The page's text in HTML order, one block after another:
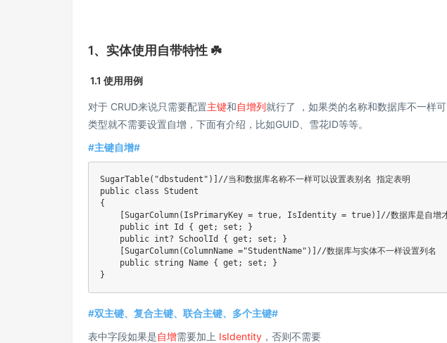
1、实体使用自带特性 ☘️
1.1 使用用例
对于 CRUD来说只需要配置主键和自增列就行了 ，如果类的名称和数据库不一样
类型就不需要设置自增，下面有介绍，比如GUID、雪花ID等等。
#主键自增#
SugarTable("dbstudent")]//当和数据库名称不一样可以设置表别名 指定表明
public class Student
{
[SugarColumn(IsPrimaryKey = true, IsIdentity = true)]//数据库是自增
    public int Id { get; set; }
    public int? SchoolId { get; set; }
    [SugarColumn(ColumnName ="StudentName")]//数据库与实体不一样设置列名
    public string Name { get; set; }
}
#双主键、复合主键、联合主键、多个主键#
表中字段如果是自增需要加上 IsIdentity ，否则不需要